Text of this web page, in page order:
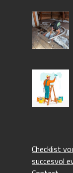
Checklist
succesvol